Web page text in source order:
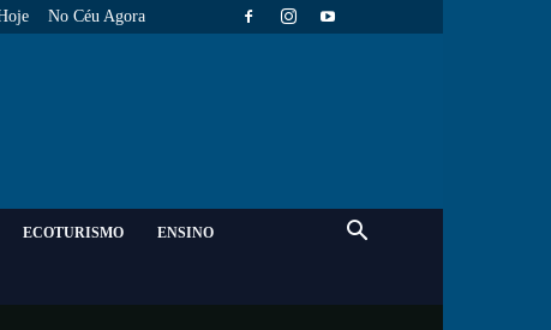
No Céu Agora
ECOTURISMO ENSINO